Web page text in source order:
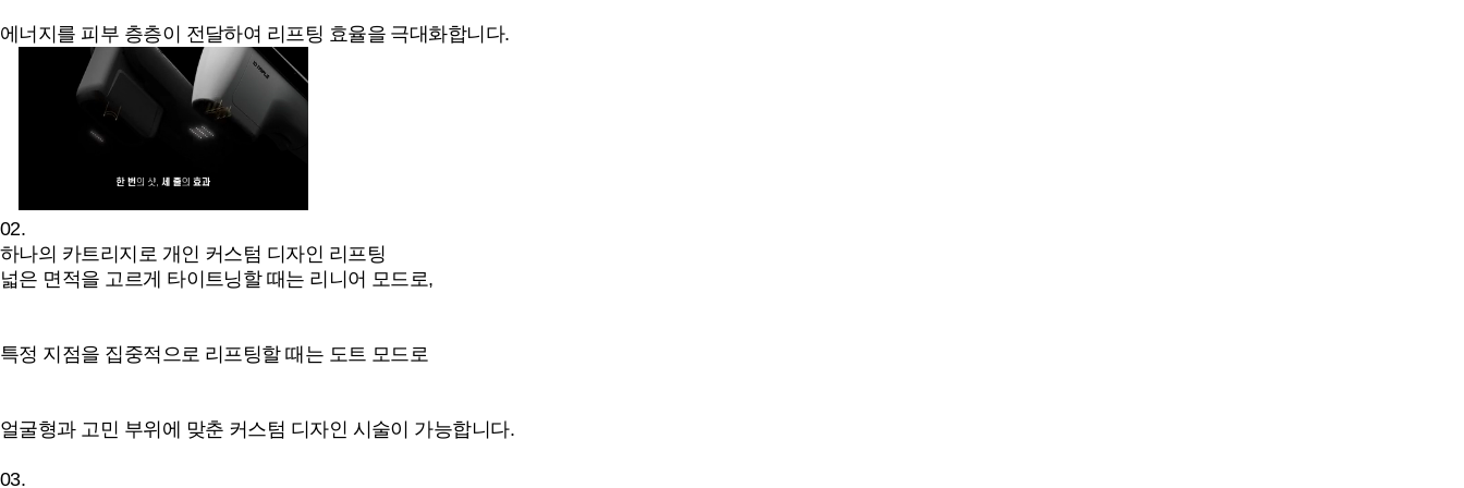
에너지를 피부 층층이 전달하여 리프팅 효율을 극대화합니다.
02.
하나의 카트리지로 개인 커스텀 디자인 리프팅
넓은 면적을 고르게 타이트닝할 때는 리니어 모드로,
특정 지점을 집중적으로 리프팅할 때는 도트 모드로
얼굴형과 고민 부위에 맞춘 커스텀 디자인 시술이 가능합니다.
03.